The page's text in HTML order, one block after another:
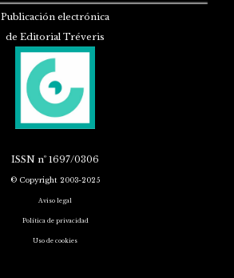
Publicación electrónica
de Editorial Tréveris
ISSN nº 1697/0306
© Copyright 2003-2025
Aviso legal
Política de privacidad
Uso de cookies